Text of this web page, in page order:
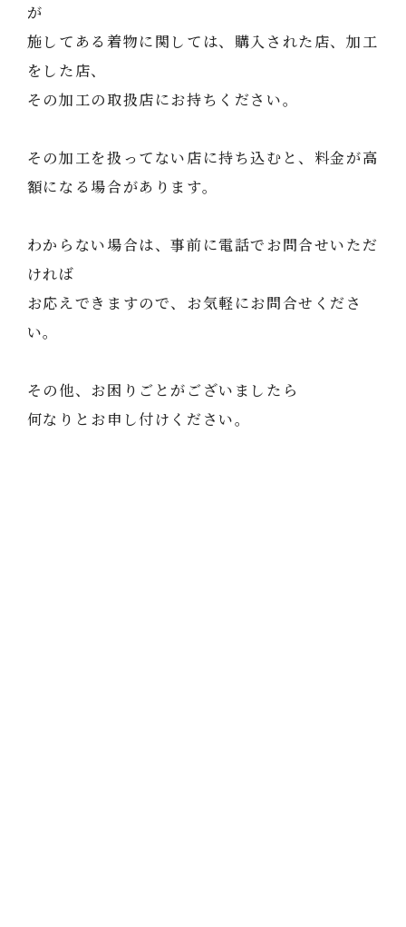
が
施してある着物に関しては、購入された店、加工
をした店、
その加工の取扱店にお持ちください。
その加工を扱ってない店に持ち込むと、料金が高
額になる場合があります。
わからない場合は、事前に電話でお問合せいただ
ければ
お応えできますので、お気軽にお問合せくださ
い。
その他、お困りごとがございましたら
何なりとお申し付けください。